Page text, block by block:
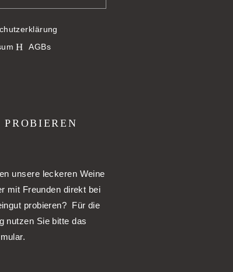
AGBs
unsere leckeren Weine
mit Freunden direkt bei
probieren? Für die
nutzen Sie bitte das